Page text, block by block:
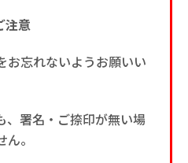
注意
お忘れないようお願いい
、署名・ご捺印が無い場
。